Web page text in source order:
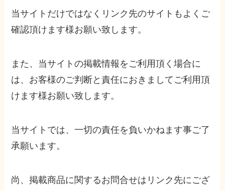
当サイトだけではなくリンク先のサイトもよくご
確認頂けます様お願い致します。
また、当サイトの掲載情報をご利用頂く場合に
は、お客様のご判断と責任におきましてご利用頂
けます様お願い致します。
当サイトでは、一切の責任を負いかねます事ご了
承願います。
尚、掲載商品に関するお問合せはリンク先にござ